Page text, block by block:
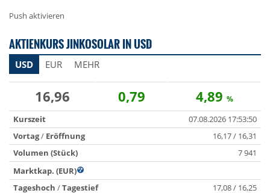
Push aktivieren
AKTIENKURS JINKOSOLAR IN USD
USD EUR MEHR
16,96 0,79 4,89 %
Kurszeit
07.08.2026 17:53:50
Vortag/ Eröffnung
16,17 / 16,31
Volumen (Stück)
7 941
Marktkap. (EUR)
Tageshoch /Tagestief 17,08 / 16,25